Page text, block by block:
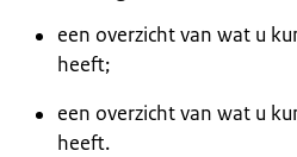
een overzicht van wat u
heeft;
een overzicht van wat u
heeft.